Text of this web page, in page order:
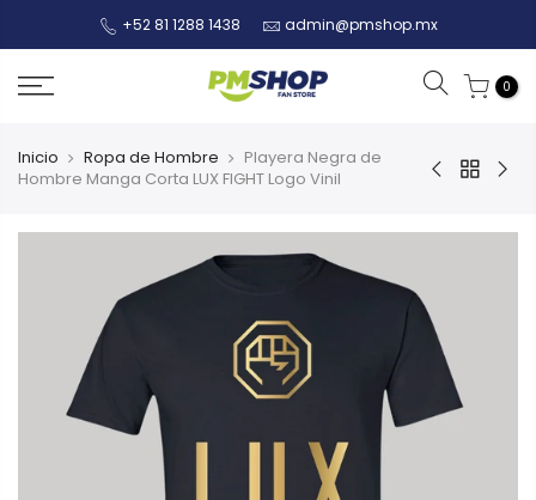
+52 81 1288 1438 admin@pmshop.mx
0
Inicio Ropa de Hombre
Playera Negra de
Hombre Manga Corta LUX FIGHT Logo Vinil